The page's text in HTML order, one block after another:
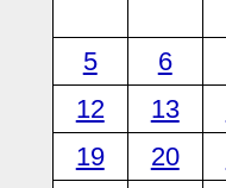
5
6
12
13
19
20